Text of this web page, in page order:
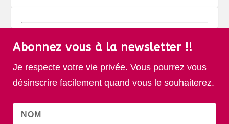
Abonnez vous à la newsletter !!
Je respecte votre vie privée. Vous pourrez vous
désinscrire facilement quand vous le souhaiterez.